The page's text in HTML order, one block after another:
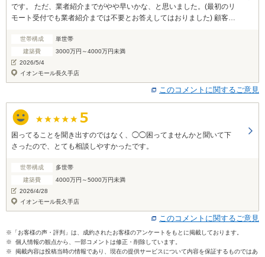
です。 ただ、業者紹介までがやや早いかな、と思いました。(最初のリ
モート受付でも業者紹介までは不要とお答えしてはおりました) 顧客自
ことがあり、最初の説明1時間半程度ではまだわかりきらないところが
多いと思いまsう。 そこは1回目は概要とスケジュールイメージ、2回
目は業者についてなど、少し寝かせて考えるアプローチもあるかもし
れません。 私達の場合は、北側道路という間取りと予算を最初重視し
ましたが、数日経つと、ある程度任せられる信用できる会社と担当者
が、選択の上位に来ていることがわかりました。私達が流れをリード
するというよりは、信用できる担当者と会社であれば間取り含めたあ
る程度任せてしまいたい、という方が強いためです。 ただ、間取りを
聞きたいという点もあり進めておりましたが、最終的には自身で探し
たハウスメーカーとなってきてしまい、ある程度信用で決めるのは大
ンの掛け違いでその後のリカバリーや方向転換が難しかったとも言え
ます。ただ、それは担当者の責任ではなく、顧客自体が自身の内在的
な要望をまだ知らないこともあり、1-2週間寝かせたことと、動画配信
サービスや本での勉強、1社程度の打合せをしてからわかったこととも
言えます。
世帯構成
単世帯
建築費
3000万円～4000万円未満
2026/5/4
イオンモール長久手店
このコメントに関するご意見
困ってることを聞き出すのではなく、◯◯困ってませんかと聞いて下
さったので、とても相談しやすかったです。
世帯構成
多世帯
建築費
4000万円～5000万円未満
2026/4/28
イオンモール長久手店
このコメントに関するご意見
※「お客様の声・評判」は、成約されたお客様のアンケートをもとに掲載しております。
※ 個人情報の観点から、一部コメントは修正・削除しています。
※ 掲載内容は投稿当時の情報であり、現在の提供サービスについて内容を保証するものではあ